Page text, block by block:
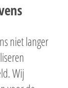
niet langer
Wij